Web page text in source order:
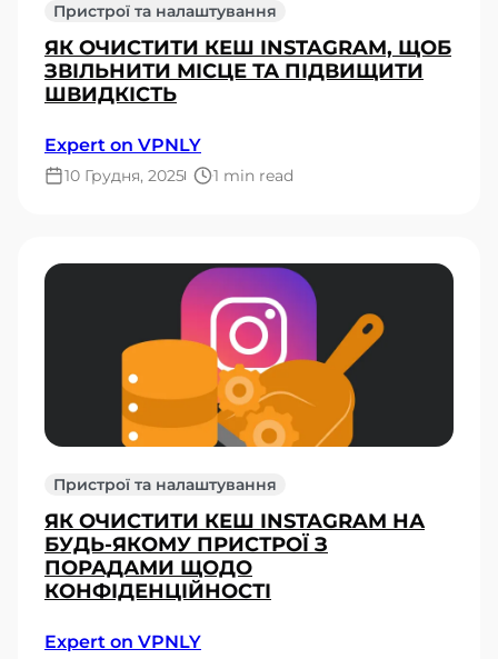
Пристрої та налаштування
ЯК ОЧИСТИТИ КЕШ INSTAGRAM, ЩОБ
ЗВІЛЬНИТИ МІСЦЕ ТА ПІДВИЩИТИ
ШВИДКІСТЬ
Expert on VPNLY
10 Грудня, 2025 1 min read
Пристрої та налаштування
ЯК ОЧИСТИТИ КЕШ INSTAGRAM НА
БУДЬ-ЯКОМУ ПРИСТРОЇ З
ПОРАДАМИ ЩОДО
КОНФІДЕНЦІЙНОСТІ
Expert on VPNLY